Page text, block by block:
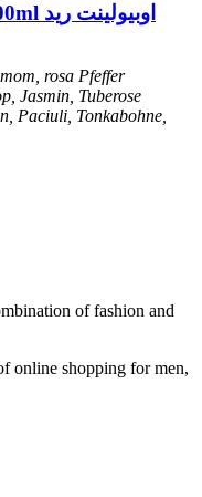
Opulent Red Eau de Parfum 100ml اوبيولينت ريد
rosa Pfeffer
Jasmin, Tuberose
Paciuli, Tonkabohne,
of fashion and
online shopping for men,